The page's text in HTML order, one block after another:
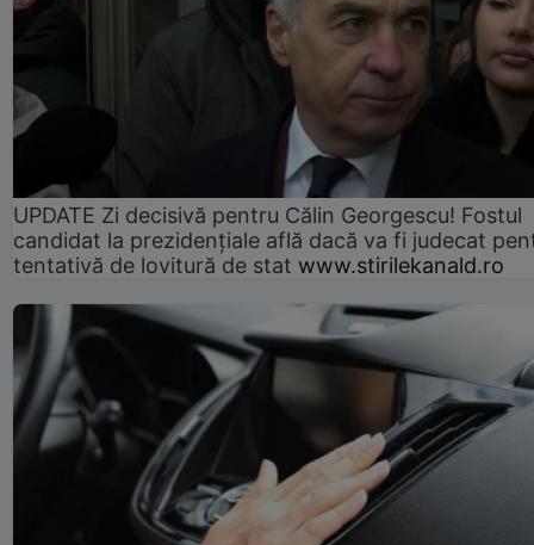
UPDATE Zi decisivă pentru Călin Georgescu! Fostul
candidat la prezidențiale află dacă va fi judecat
tentativă de lovitură de stat www.stirilekanald.ro